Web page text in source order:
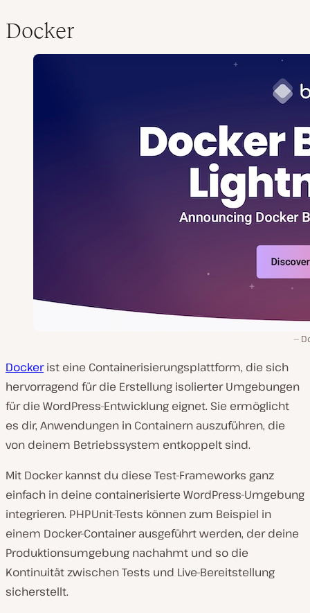
Docker
Dockerist eine Containerisierungsplattform, die sich
hervorragend für die Erstellung isolierter Umgebungen
für die WordPress-Entwicklung eignet. Sie ermöglicht
es dir, Anwendungen in Containern auszuführen, die
von deinem Betriebssystem entkoppelt sind.
Mit Docker kannst du diese Test-Frameworks ganz
einfach in deine containerisierte WordPress-Umgebung
integrieren. PHPUnit-Tests können zum Beispiel in
einem Docker-Container ausgeführt werden, der deine
Produktionsumgebung nachahmt und so die
Kontinuität zwischen Tests und Live-Bereitstellung
sicherstellt.